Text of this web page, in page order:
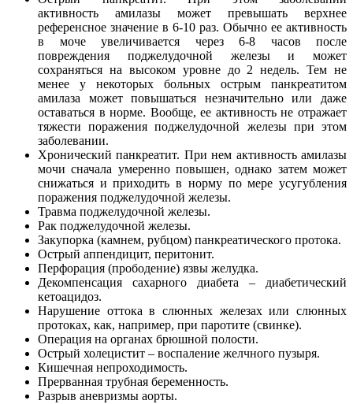
активность амилазы может превышать верхнее
референсное значение в 6-10 раз. Обычно ее активность
в моче увеличивается через 6-8 часов после
повреждения поджелудочной железы и может
сохраняться на высоком уровне до 2 недель. Тем не
менее у некоторых больных острым панкреатитом
амилаза может повышаться незначительно или даже
оставаться в норме. Вообще, ее активность не отражает
тяжести поражения поджелудочной железы при этом
заболевании.
Хронический панкреатит. При нем активность амилазы
мочи сначала умеренно повышен, однако затем может
снижаться и приходить в норму по мере усугубления
поражения поджелудочной железы.
Травма поджелудочной железы.
Рак поджелудочной железы.
Закупорка (камнем, рубцом) панкреатического протока.
Острый аппендицит, перитонит.
Перфорация (прободение) язвы желудка.
Декомпенсация сахарного диабета – диабетический
кетоацидоз.
Нарушение оттока в слюнных железах или слюнных
протоках, как, например, при паротите (свинке).
Операция на органах брюшной полости.
Острый холецистит – воспаление желчного пузыря.
Кишечная непроходимость.
Прерванная трубная беременность.
Разрыв аневризмы аорты.